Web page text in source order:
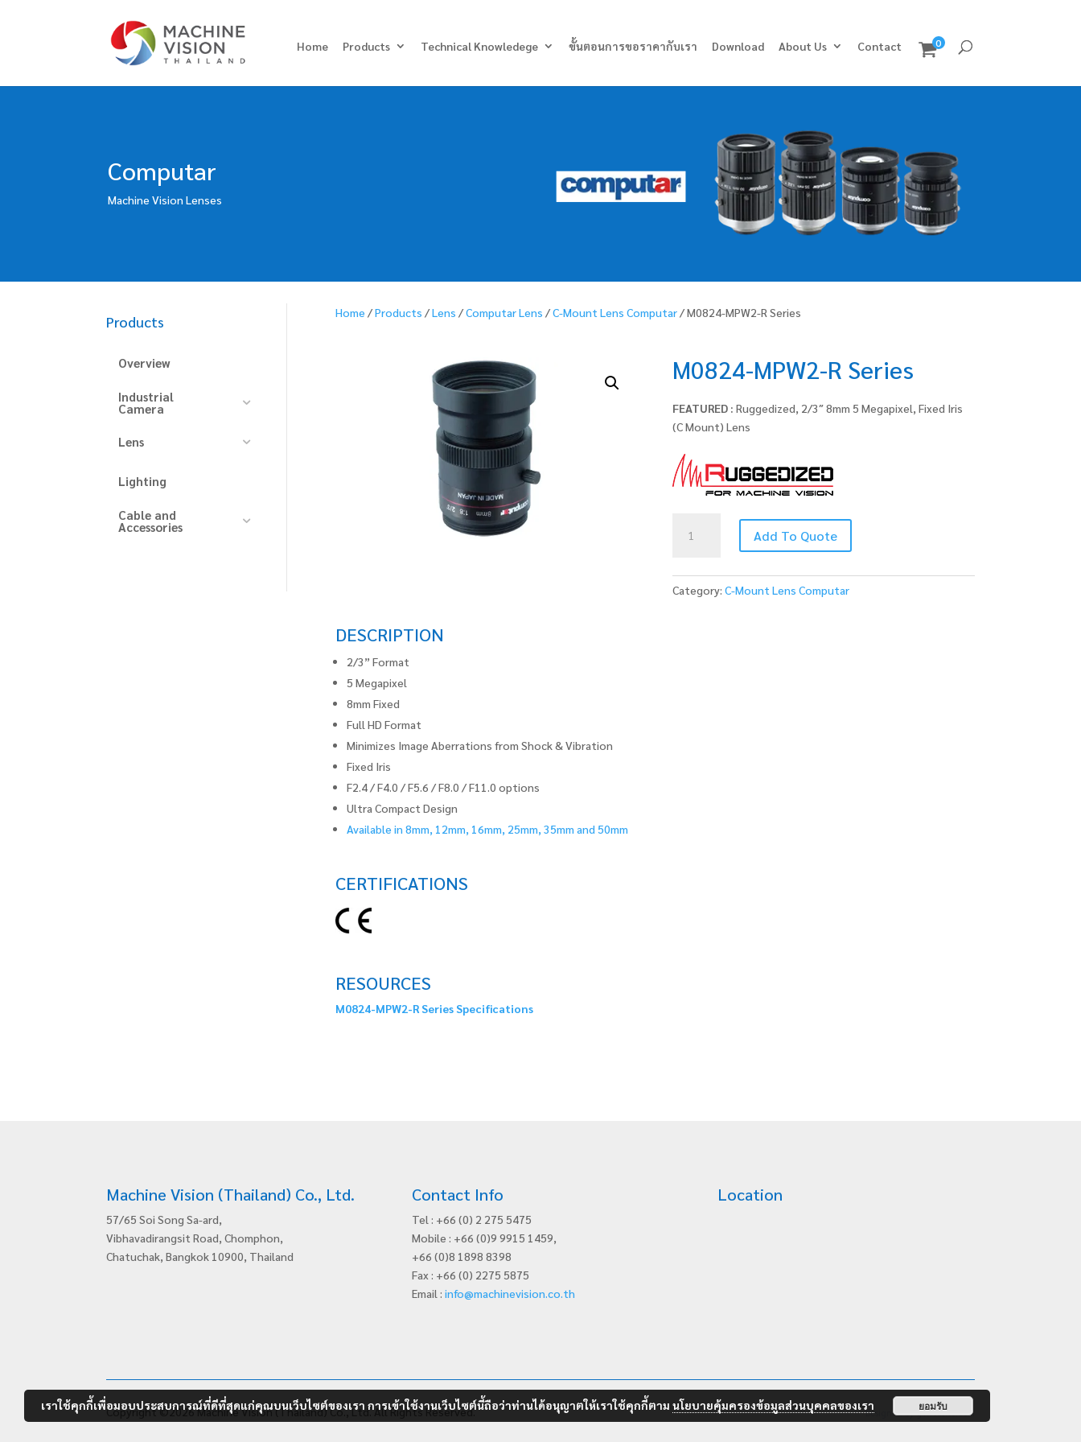
Home Products Technical Knowledege ขั้นตอนการขอราคากับเรา Download About Us Contact 0
Computar
Machine Vision Lenses
Products
Overview
Industrial
Camera
Lens
Lighting
Cable and
Accessories
Home /Products /Lens /Computar Lens /C-Mount Lens Computar/ M0824-MPW2-R Series
M0824-MPW2-R Series
FEATURED :Ruggedized, 2/3″ 8mm 5 Megapixel, Fixed Iris
(C Mount) Lens
MPW2-
Series
quantity
Add To Quote
Category:C-Mount Lens Computar
DESCRIPTION
2/3” Format
5 Megapixel
8mm Fixed
Full HD Format
Minimizes Image Aberrations from Shock & Vibration
Fixed Iris
F2.4 / F4.0 / F5.6 / F8.0 / F11.0 options
Ultra Compact Design
Available in 8mm, 12mm, 16mm, 25mm, 35mm and 50mm
CERTIFICATIONS
RESOURCES
M0824-MPW2-R Series Specifications
Machine Vision (Thailand) Co., Ltd.
57/65 Soi Song Sa-ard,
Vibhavadirangsit Road, Chomphon,
Chatuchak, Bangkok 10900, Thailand
Contact Info
Tel : +66 (0) 2 275 5475
Mobile : +66 (0)9 9915 1459,
+66 (0)8 1898 8398
Fax : +66 (0) 2275 5875
Email : info@machinevision.co.th
Location
Copyright ©2026 Machine Vision (Thailand) Co., Ltd. All Rights Reserved. Designed byg7website.com
เราใช้คุกกี้เพื่อมอบประสบการณ์ที่ดีที่สุดแก่คุณบนเว็บไซต์ของเรา การเข้าใช้งานเว็บไซต์นี้ถือว่าท่านได้อนุญาตให้เราใช้คุกกี้ตาม นโยบายคุ้มครองข้อมูลส่วนบุคคลของเรา ยอมรับ